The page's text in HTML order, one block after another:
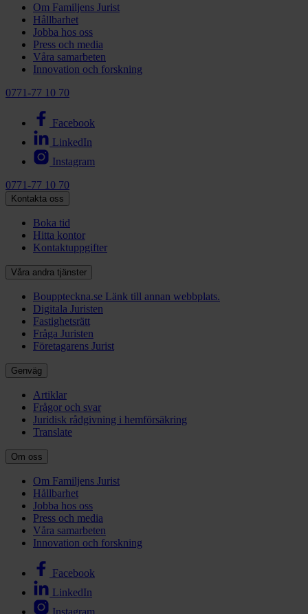
Om Familjens Jurist
Hållbarhet
Jobba hos oss
Press och media
Våra samarbeten
Innovation och forskning
0771-77 10 70
Facebook
LinkedIn
Instagram
0771-77 10 70
Kontakta oss
Boka tid
Hitta kontor
Kontaktuppgifter
Våra andra tjänster
Bouppteckna.se Länk till annan webbplats.
Digitala Juristen
Fastighetsrätt
Fråga Juristen
Företagarens Jurist
Genväg
Artiklar
Frågor och svar
Juridisk rådgivning i hemförsäkring
Translate
Om oss
Om Familjens Jurist
Hållbarhet
Jobba hos oss
Press och media
Våra samarbeten
Innovation och forskning
Facebook
LinkedIn
Instagram